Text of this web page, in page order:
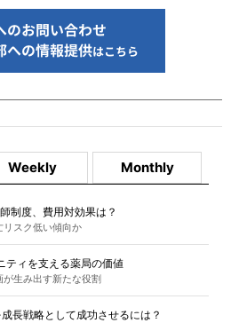
Weekly Monthly
制度、費用対効果は？
リスク低い傾向か
ィを支える薬局の価値
生み出す新たな役割
長戦略として成功させるには？